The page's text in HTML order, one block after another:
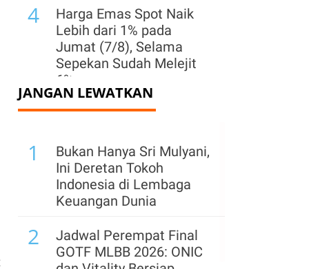
4
Harga Emas Spot Naik
Lebih dari 1% pada
Jumat (7/8), Selama
Sepekan Sudah Melejit
6%
5
Cadangan Emas China
Sejak Oktober 2023,
Capai 76,08 Juta Ons
Aturan Baru India
Guncang Bisnis
Minuman Energi,
Termasuk PepsiCo dan
Red Bull
JANGAN LEWATKAN
1
Bukan Hanya Sri Mulyani,
Ini Deretan Tokoh
Indonesia di Lembaga
Keuangan Dunia
2
Jadwal Perempat Final
GOTF MLBB 2026: ONIC